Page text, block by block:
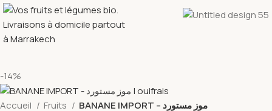
-14%
Accueil Fruits BANANE IMPORT – موز مستورد